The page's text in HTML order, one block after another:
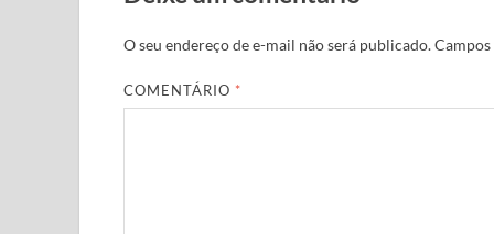
O seu endereço de e-mail não será publicado.
COMENTÁRIO *